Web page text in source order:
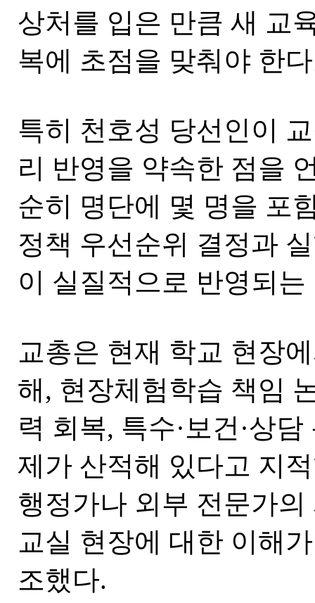
상처를 입은 만큼 새 교
복에 초점을 맞춰야 한
특히 천호성 당선인이
리 반영을 약속한 점을
순히 명단에 몇 명을 포
정책 우선순위 결정과
이 실질적으로 반영되
교총은 현재 학교 현장
해, 현장체험학습 책임
력 회복, 특수·보건·상
제가 산적해 있다고 지
행정가나 외부 전문가
교실 현장에 대한 이해
조했다.